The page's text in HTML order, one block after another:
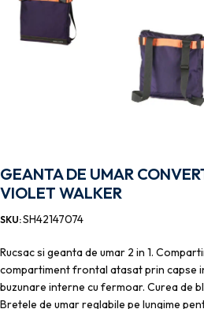
GEANTA DE UMAR
VIOLET WALKER
SKU:SH42147074
Rucsac si geanta de umar 2 in 1.
compartiment frontal atasat prin capse
buzunare interne cu fermoar. Curea de
Bretele de umar reglabile pe lungime